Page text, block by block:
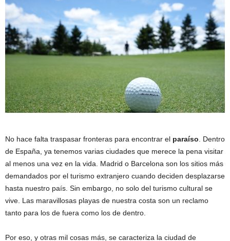
No hace falta traspasar fronteras para encontrar el paraíso . Dentro
de España, ya tenemos varias ciudades que merece la pena visitar
al menos una vez en la vida. Madrid o Barcelona son los sitios más
demandados por el turismo extranjero cuando deciden desplazarse
hasta nuestro país. Sin embargo, no solo del turismo cultural se
vive. Las maravillosas playas de nuestra costa son un reclamo
tanto para los de fuera como los de dentro.
Por eso, y otras mil cosas más, se caracteriza la ciudad de